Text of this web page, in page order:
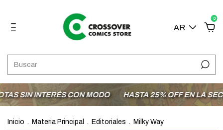
AR
0
CON MODO HASTA 25% OFF EN LA SECCIÓN OFERTAS
Inicio . Materia Principal . Editoriales . Milky Way